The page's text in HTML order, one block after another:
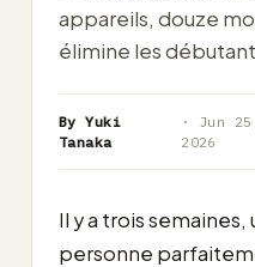
appareils, douze
élimine les
By Yuki
Tanaka
· Jun
2026
Il y a trois
personne